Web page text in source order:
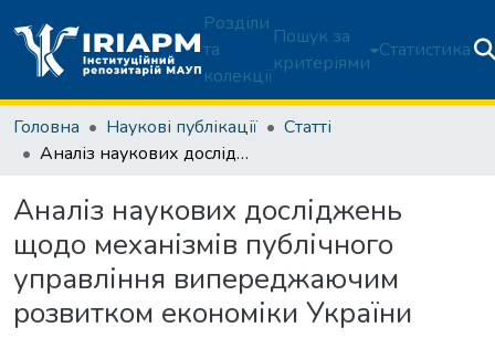
Розділи
та
колекції
Пошук за
критеріями
Статистика
Головна Наукові публікації
Статті
Аналіз наукових досліджень щодо механізмів публічного управління випереджаючим розвитком економіки України
Аналіз наукових досліджень
щодо механізмів публічного
управління випереджаючим
розвитком економіки України